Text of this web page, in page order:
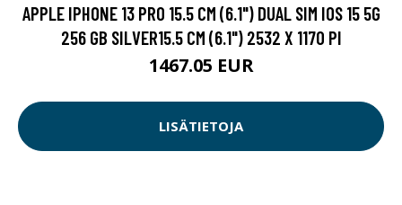
APPLE IPHONE 13 PRO 15.5 CM (6.1") DUAL SIM IOS 15 5G
256 GB SILVER15.5 CM (6.1") 2532 X 1170 PI
1467.05 EUR
LISÄTIETOJA